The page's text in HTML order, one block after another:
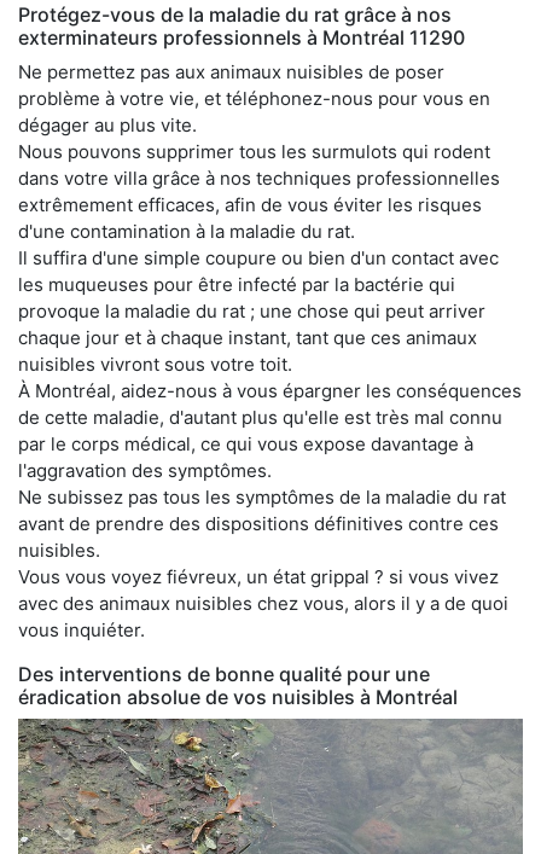
Protégez-vous de la maladie du rat grâce à nos
exterminateurs professionnels à Montréal 11290
Ne permettez pas aux animaux nuisibles de poser
problème à votre vie, et téléphonez-nous pour vous en
dégager au plus vite.
Nous pouvons supprimer tous les surmulots qui rodent
dans votre villa grâce à nos techniques professionnelles
extrêmement efficaces, afin de vous éviter les risques
d'une contamination à la maladie du rat.
Il suffira d'une simple coupure ou bien d'un contact avec
les muqueuses pour être infecté par la bactérie qui
provoque la maladie du rat ; une chose qui peut arriver
chaque jour et à chaque instant, tant que ces animaux
nuisibles vivront sous votre toit.
À Montréal, aidez-nous à vous épargner les conséquences
de cette maladie, d'autant plus qu'elle est très mal connu
par le corps médical, ce qui vous expose davantage à
l'aggravation des symptômes.
Ne subissez pas tous les symptômes de la maladie du rat
avant de prendre des dispositions définitives contre ces
nuisibles.
Vous vous voyez fiévreux, un état grippal ? si vous vivez
avec des animaux nuisibles chez vous, alors il y a de quoi
vous inquiéter.
Des interventions de bonne qualité pour une
éradication absolue de vos nuisibles à Montréal